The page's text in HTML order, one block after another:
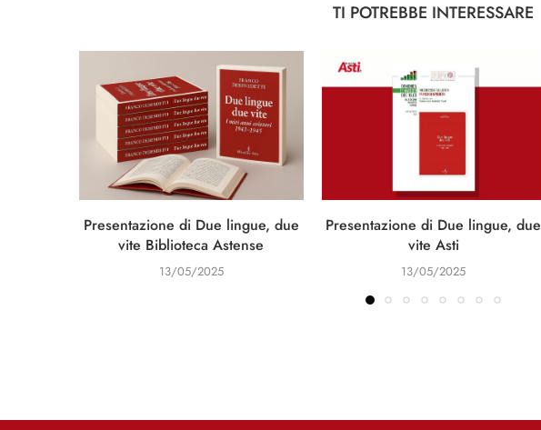
TI POTREBBE INTERESSARE
Presentazione di Due lingue, due
vite Biblioteca Astense
13/05/2025
Presentazione di Due lingue, due
vite Asti
13/05/2025